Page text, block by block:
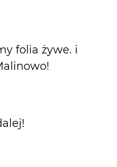
folia żywe. i